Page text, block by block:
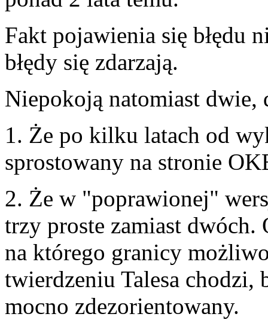
Fakt pojawienia się błędu
błędy się zdarzają.
Niepokoją natomiast dwie,
1. Że po kilku latach od
sprostowany na stronie
2. Że w "poprawionej"
trzy proste zamiast dwóch.
na którego granicy
twierdzeniu Talesa chodzi,
mocno zdezorientowany.